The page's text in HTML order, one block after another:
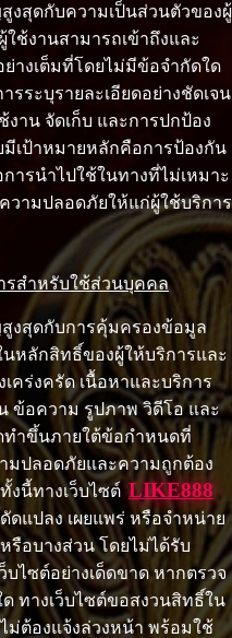
สูงสุดกับความเป็นส่วนตัวของผู้
ช้งานสามารถเข้าถึงและ
างเต็มที่โดยไม่มีข้อจำกัดใด
รระบุรายละเอียดอย่างชัดเจน
งาน จัดเก็บ และการปกป้อง
เป้าหมายหลักคือการป้องกัน
ารนำไปใช้ในทางที่ไม่เหมาะ
วามปลอดภัยให้แก่ผู้ใช้บริการ
รสำหรับใช้ส่วนบุคคล
สูงสุดกับการคุ้มครองข้อมูล
หลักสิทธิ์ของผู้ให้บริการและ
คร่งครัด เนื้อหาและบริการ
ข้อความ รูปภาพ วิดีโอ และ
ทำขึ้นภายใต้ข้อกำหนดที่
มปลอดภัยและความถูกต้อง
งนี้ทางเว็บไซต์ LIKE888
แปลง เผยแพร่ หรือจำหน่าย
รือบางส่วน โดยไม่ได้รับ
บไซต์อย่างเด็ดขาด หากตรวจ
ทางเว็บไซต์ขอสงวนสิทธิ์ใน
ม่ต้องแจ้งล่วงหน้า พร้อมใช้